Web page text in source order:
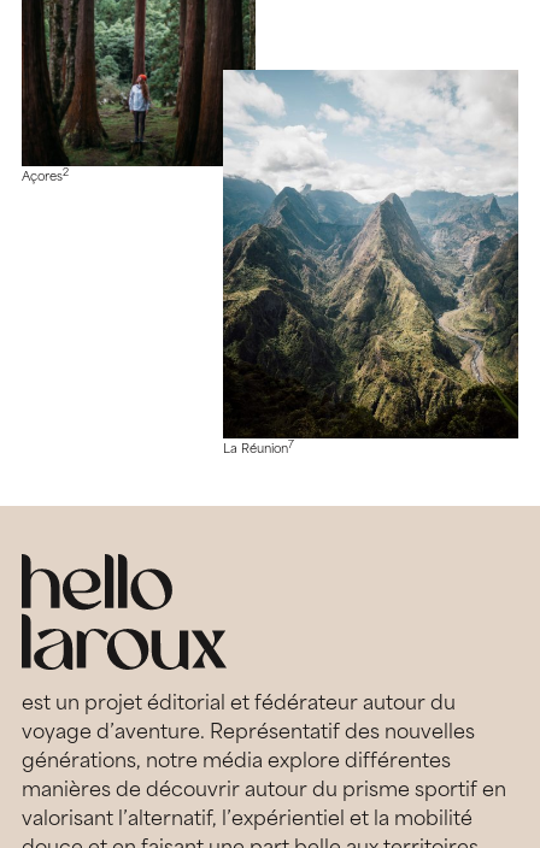
Açores2
La Réunion7
est un projet éditorial et fédérateur autour du
voyage d’aventure. Représentatif des nouvelles
générations, notre média explore différentes
manières de découvrir autour du prisme sportif en
valorisant l’alternatif, l’expérientiel et la mobilité